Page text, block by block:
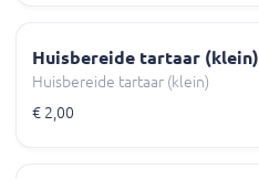
Huisbereide tartaar (klein)
Huisbereide tartaar (klein)
€ 2,00